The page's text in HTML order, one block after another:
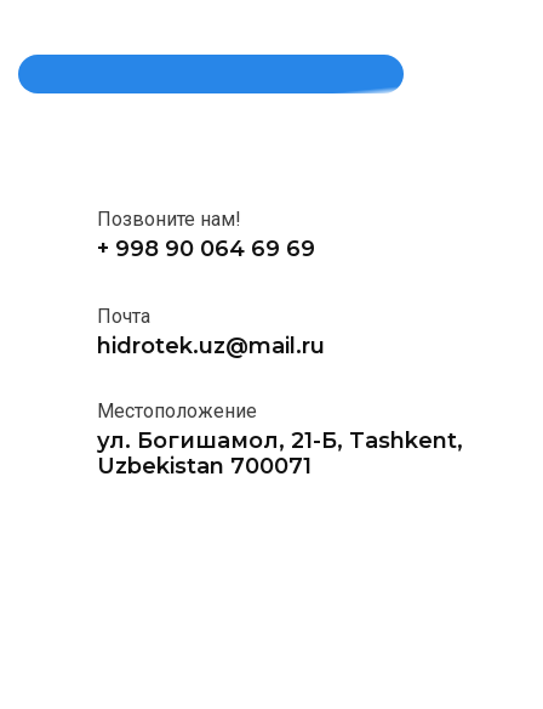
Позвоните нам!
+ 998 90 064 69 69
Почта
hidrotek.uz@mail.ru
Местоположение
ул. Богишамол, 21-Б, Tashkent,
Uzbekistan 700071